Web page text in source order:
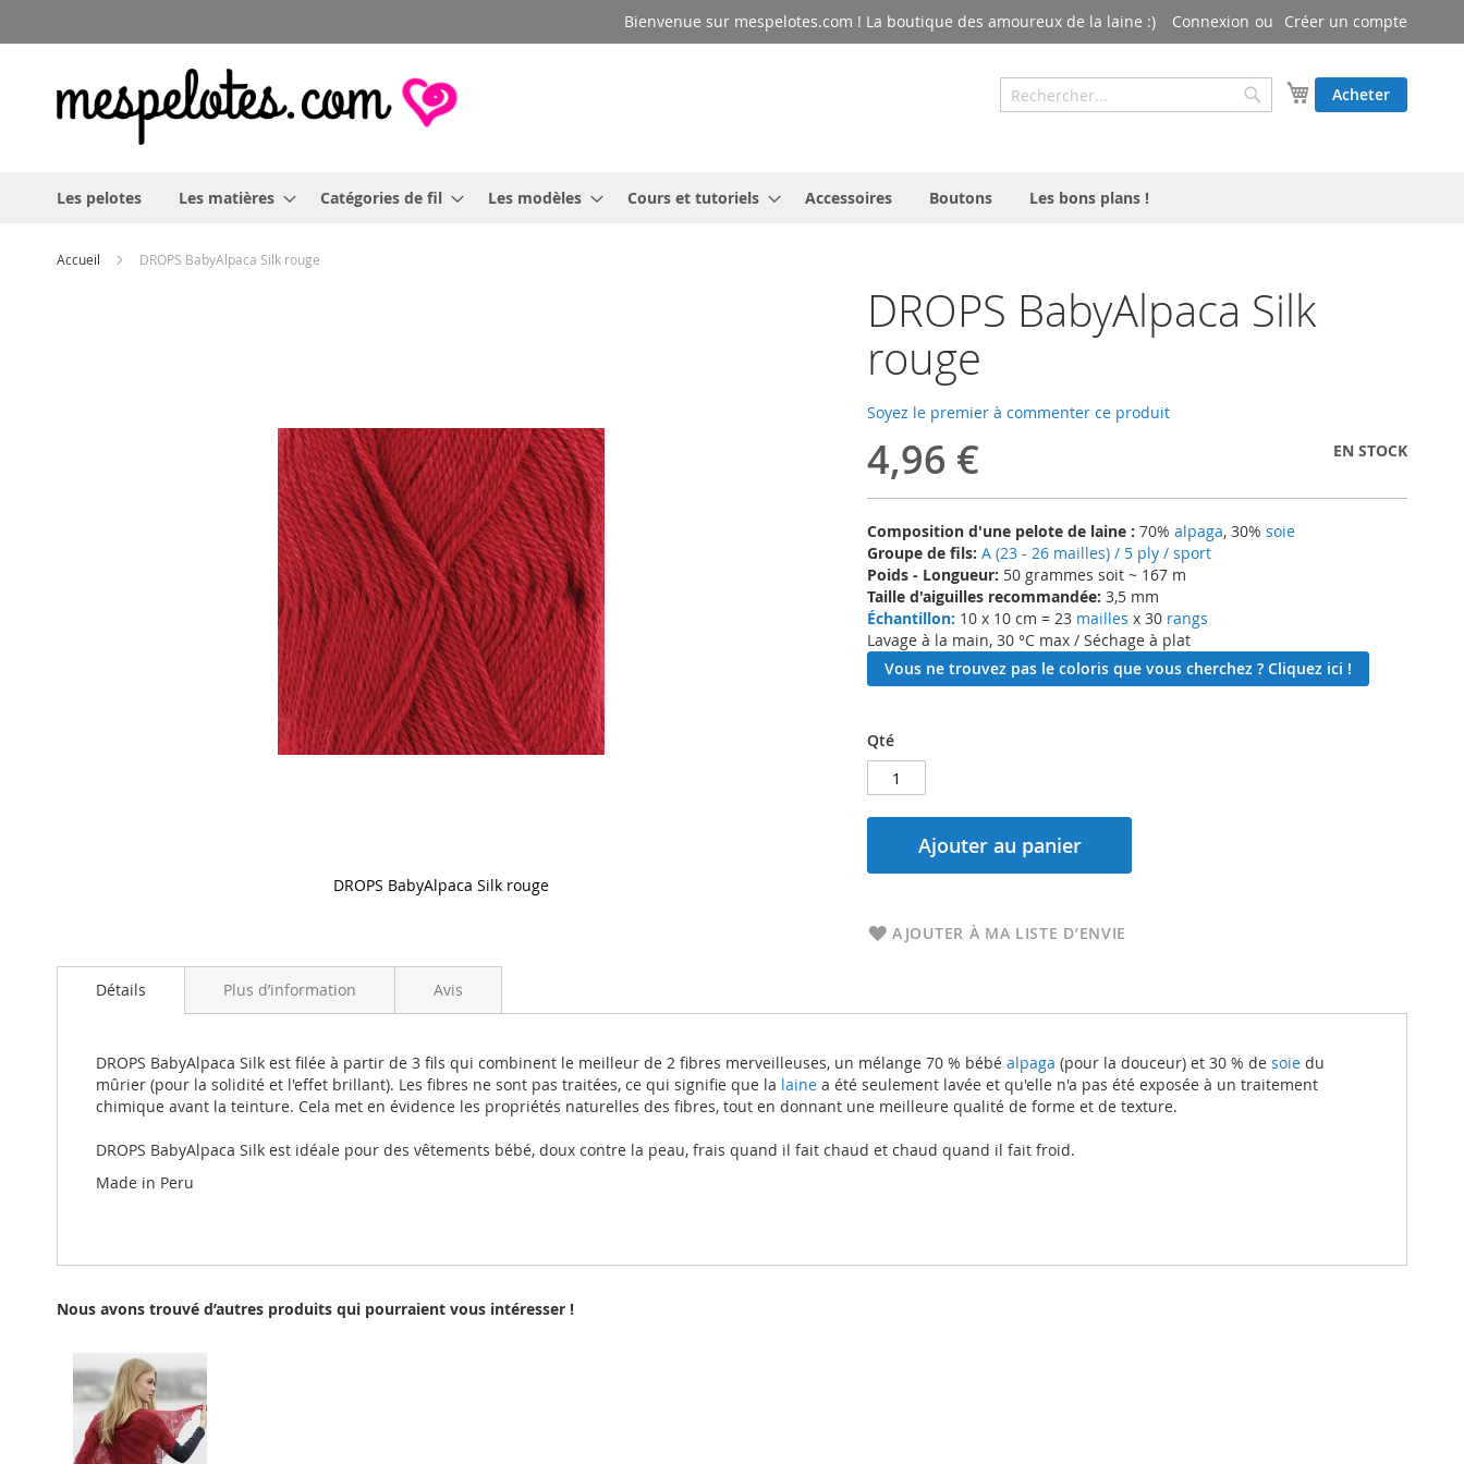
au
Bienvenue sur mespelotes.com ! La boutique des amoureux de la laine :) Connexion Créer un compte
Mon panier
Acheter
Rechercher
Rechercher
Les pelotes Les matières Catégories de fil Les modèles Cours et tutoriels Accessoires Boutons Les bons plans !
Accueil DROPS BabyAlpaca Silk rouge
DROPS BabyAlpaca Silk
rouge
Soyez le premier à commenter ce produit
4,96 € EN STOCK
Composition d'une pelote de laine : 70% alpaga, 30% soie
Groupe de fils: A (23 - 26 mailles) / 5 ply / sport
Poids - Longueur: 50 grammes soit ~ 167 m
Taille d'aiguilles recommandée: 3,5 mm
Échantillon: 10 x 10 cm = 23 mailles x 30 rangs
Lavage à la main, 30 °C max / Séchage à plat
Vous ne trouvez pas le coloris que vous cherchez ? Cliquez ici !
Qté
Ajouter au panier
AJOUTER À MA LISTE D’ENVIE
DROPS BabyAlpaca Silk rouge
gallery
Détails
DROPS BabyAlpaca Silk est filée à partir de 3 fils qui combinent le meilleur de 2 fibres merveilleuses, un mélange 70 % bébé alpaga (pour la douceur) et 30 % de soie du
mûrier (pour la solidité et l'effet brillant). Les fibres ne sont pas traitées, ce qui signifie que la laine a été seulement lavée et qu'elle n'a pas été exposée à un traitement
chimique avant la teinture. Cela met en évidence les propriétés naturelles des fibres, tout en donnant une meilleure qualité de forme et de texture.
DROPS BabyAlpaca Silk est idéale pour des vêtements bébé, doux contre la peau, frais quand il fait chaud et chaud quand il fait froid.
Made in Peru
Plus d’information Avis
Nous avons trouvé d’autres produits qui pourraient vous intéresser !